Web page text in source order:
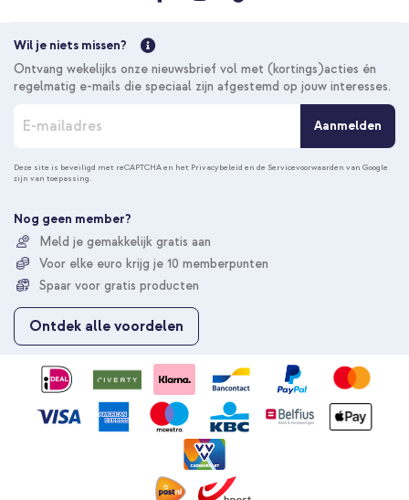
Wil je niets missen?
Ontvang wekelijks onze nieuwsbrief vol met (kortings)acties én
regelmatig e-mails die speciaal zijn afgestemd op jouw interesses.
n
n
e
u
o
p
z
Aanmelden
Deze site is beveiligd met reCAPTCHA en het Privacybeleid en de Servicevoorwaarden van Google
zijn van toepassing.
Nog geen member?
Meld je gemakkelijk gratis aan
Voor elke euro krijg je 10 memberpunten
Spaar voor gratis producten
Ontdek alle voordelen